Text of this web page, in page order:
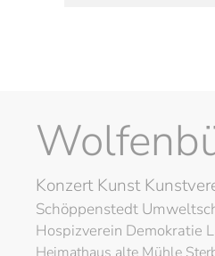
KonzertKunst
Schöppenstedt
Hospizverein Demokratie